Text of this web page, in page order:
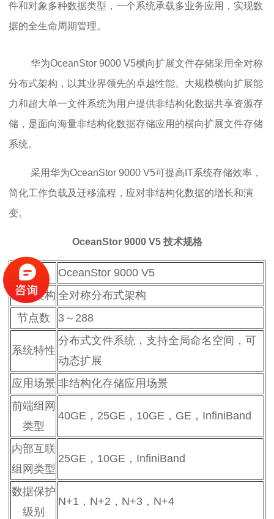
件和对象多种数据类型，一个系统承载多业务应用，实现数
据的全生命周期管理。
华为OceanStor 9000 V5横向扩展文件存储采用全对称
分布式架构，以其业界领先的卓越性能、大规模横向扩展能
力和超大单一文件系统为用户提供非结构化数据共享资源存
储，是面向海量非结构化数据存储应用的横向扩展文件存储
系统。
采用华为OceanStor 9000 V5可提高IT系统存储效率，
简化工作负载及迁移流程，应对非结构化数据的增长和演
变。
OceanStor 9000 V5 技术规格
型号
OceanStor 9000 V5
系统架构 全对称分布式架构
节点数
3～288
系统特性
分布式文件系统，支持全局命名空间，可
动态扩展
应用场景 非结构化存储应用场景
前端组网
类型
40GE，25GE，10GE，GE，InfiniBand
内部互联
组网类型
25GE，10GE，InfiniBand
数据保护
级别
N+1，N+2，N+3，N+4